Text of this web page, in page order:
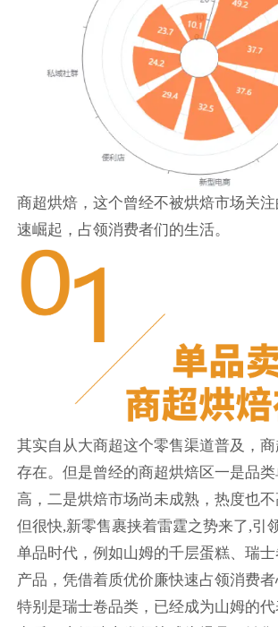
商超烘焙，这个曾经不被烘焙市场关
速崛起，占领消费者们的生活。
其实自从大商超这个零售渠道普及，
存在。但是曾经的商超烘焙区一是品
高，二是烘焙市场尚未成熟，热度也不
但很快,新零售裹挟着雷霆之势来了,引
单品时代，例如山姆的千层蛋糕、瑞
产品，凭借着质优价廉快速占领消费者
特别是瑞士卷品类，已经成为山姆的